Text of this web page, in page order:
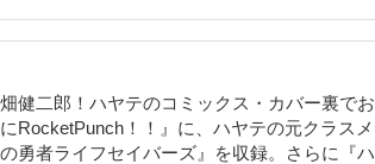
健二郎！ハヤテのコミックス・カバー裏で
RocketPunch！！』に、ハヤテの元クラス
勇者ライフセイバーズ』を収録。さらに『